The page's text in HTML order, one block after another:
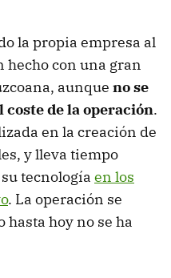
la propia empresa al
hecho con una gran
aunque no se
de la operación.
en la creación de
y lleva tiempo
tecnología en los
. La operación se
hasta hoy no se ha